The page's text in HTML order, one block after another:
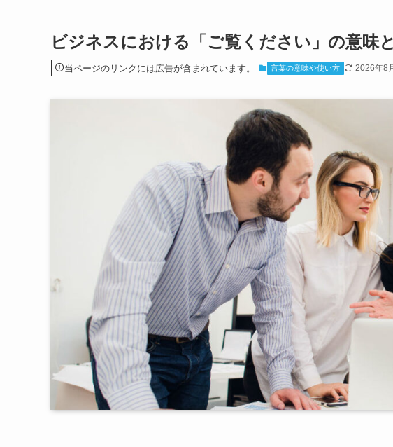
ビジネスにおける「ご覧ください」の意味
当ページのリンクには広告が含まれています。 言葉の意味や使い方 2026年8